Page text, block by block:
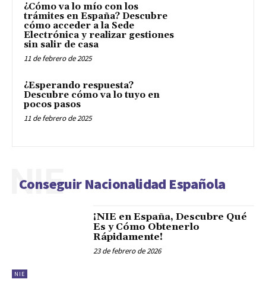
¿Cómo va lo mío con los
trámites en España? Descubre
cómo acceder a la Sede
Electrónica y realizar gestiones
sin salir de casa
11 de febrero de 2025
¿Esperando respuesta?
Descubre cómo va lo tuyo en
pocos pasos
11 de febrero de 2025
Conseguir Nacionalidad Española
NIE
NIE
¡NIE en España, Descubre Qué
Es y Cómo Obtenerlo
Rápidamente!
23 de febrero de 2026